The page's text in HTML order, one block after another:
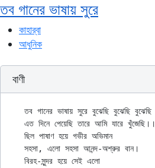
তব গানের ভাষায় সুরে
কাহার্‌বা
আধুনিক
বাণী
তব গানের ভাষায় সুরে বুঝেছি বুঝেছি বুঝেছি
এত দিনে পেয়েছি তারে আমি যারে খুঁজেছি।।
ছিল পাষাণ হয়ে গভীর অভিমান
সহসা, এলো সহসা আনন্দ-অশ্রুর বান।
বিরহ-সুন্দর হয়ে সেই এলো